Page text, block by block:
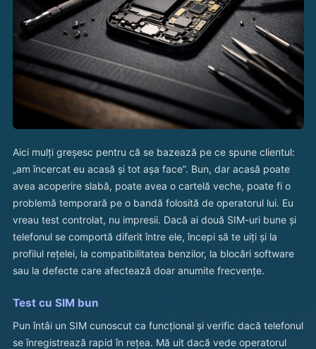
Aici mulți greșesc pentru că se bazează pe ce spune clientul:
„am încercat eu acasă și tot așa face”. Bun, dar acasă poate
avea acoperire slabă, poate avea o cartelă veche, poate fi o
problemă temporară pe o bandă folosită de operatorul lui. Eu
vreau test controlat, nu impresii. Dacă ai două SIM-uri bune și
telefonul se comportă diferit între ele, începi să te uiți și la
profilul rețelei, la compatibilitatea benzilor, la blocări software
sau la defecte care afectează doar anumite frecvențe.
Test cu SIM bun
Pun întâi un SIM cunoscut ca funcțional și verific dacă telefonul
se înregistrează rapid în rețea. Mă uit dacă vede operatorul